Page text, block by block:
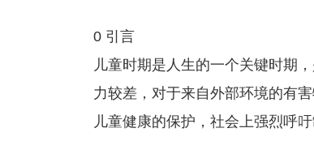
0 引言
儿童时期是人生的一个关键时期
力较差，对于来自外部环境的有
儿童健康的保护，社会上强烈呼